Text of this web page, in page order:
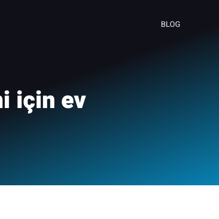
BLOG
için ev